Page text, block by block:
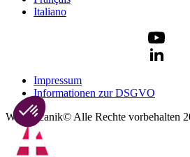
Italiano
Impressum
Informationen zur DSGVO
Webmecanik© Alle Rechte vorbehalten